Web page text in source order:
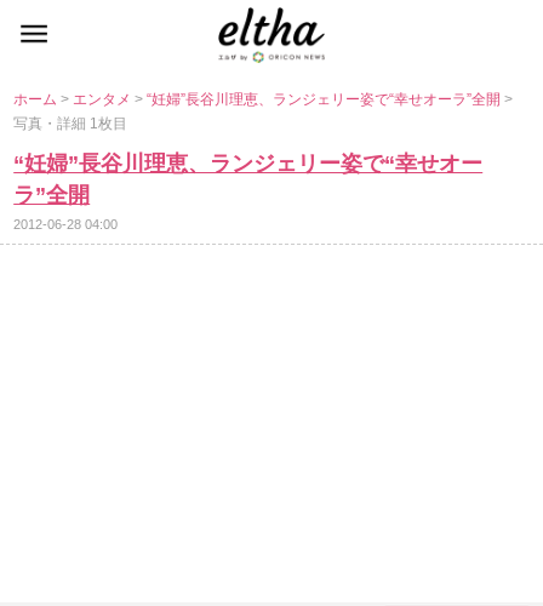
ホーム> エンタメ>“妊婦”長谷川理恵、ランジェリー姿で“幸せオーラ”全開>
写真・詳細 1枚目
“妊婦”長谷川理恵、ランジェリー姿で“幸せオー
ラ”全開
2012-06-28 04:00